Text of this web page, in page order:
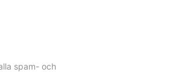
spam- och